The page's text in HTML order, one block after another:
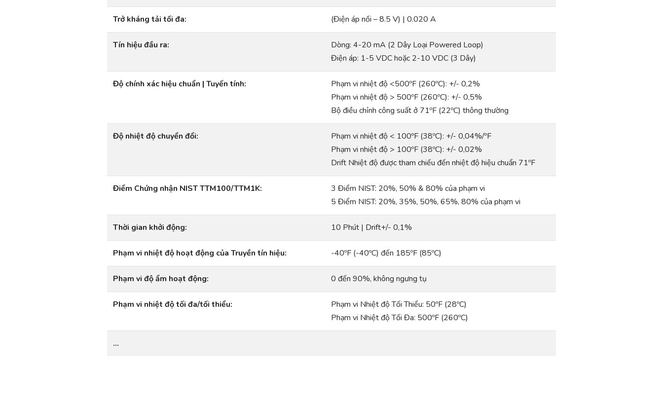
Trở kháng tải tối đa: (Điện áp nối – 8.5 V) | 0.020 A
Tín hiệu đầu ra:
Dòng: 4-20 mA (2 Dây Loại Powered Loop)
Điện áp: 1-5 VDC hoặc 2-10 VDC (3 Dây)
Độ chính xác hiệu chuẩn | Tuyến tính:
Phạm vi nhiệt độ <500ºF (260ºC): +/- 0,2%
Phạm vi nhiệt độ > 500ºF (260ºC): +/- 0,5%
Bộ điều chỉnh công suất ở 71ºF (22ºC) thông thường
Độ nhiệt độ chuyển đổi:
Phạm vi nhiệt độ < 100ºF (38ºC): +/- 0,04%/ºF
Phạm vi nhiệt độ > 100ºF (38ºC): +/- 0,02%
Drift Nhiệt độ được tham chiếu đến nhiệt độ hiệu chuẩn 71ºF
Điểm Chứng nhận NIST TTM100/TTM1K:
3 Điểm NIST: 20%, 50% & 80% của phạm vi
5 Điểm NIST: 20%, 35%, 50%, 65%, 80% của phạm vi
Thời gian khởi động: 10 Phút | Drift+/- 0,1%
Phạm vi nhiệt độ hoạt động của Truyền tín hiệu: -40ºF (-40ºC) đến 185ºF (85ºC)
Phạm vi độ ẩm hoạt động: 0 đến 90%, không ngưng tụ
Phạm vi nhiệt độ tối đa/tối thiểu:
Phạm vi Nhiệt độ Tối Thiểu: 50ºF (28ºC)
Phạm vi Nhiệt độ Tối Đa: 500ºF (260ºC)
…